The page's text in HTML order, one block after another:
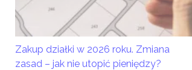
Zakup działki w 2026 roku. Zmiana
zasad – jak nie utopić pieniędzy?